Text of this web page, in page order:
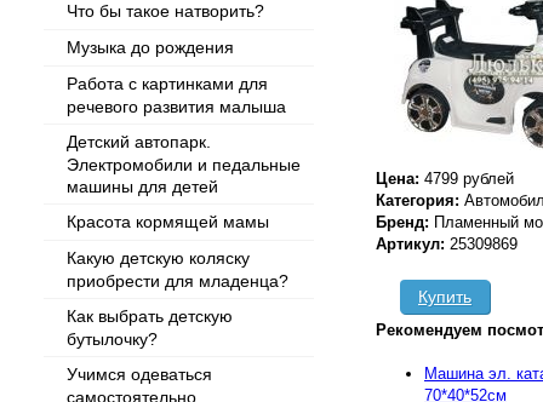
Что бы такое натворить?
Музыка до рождения
Работа с картинками для
речевого развития малыша
Детский автопарк.
Электромобили и педальные
машины для детей
Красота кормящей мамы
Какую детскую коляску
приобрести для младенца?
Как выбрать детскую
бутылочку?
Учимся одеваться
самостоятельно
Цена: 4799 рублей
Категория:
Бренд: Пламенный
Артикул: 25309869
Купить
Рекомендуем
Машина эл.
70*40*52см